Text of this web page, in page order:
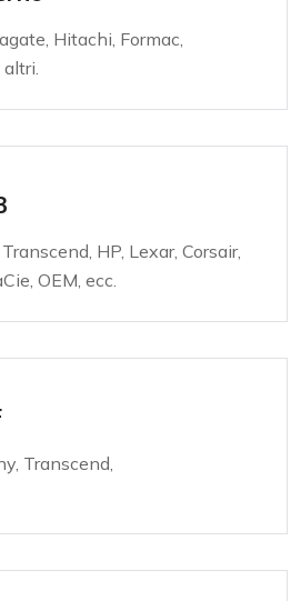
Hitachi, Formac,
HP, Lexar, Corsair,
OEM, ecc.
Transcend,